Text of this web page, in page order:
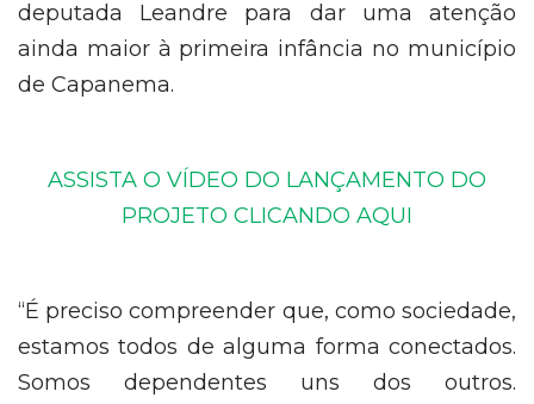
deputada Leandre para dar uma atenção
ainda maior à primeira infância no município
de Capanema.
ASSISTA O VÍDEO DO LANÇAMENTO DO
PROJETO CLICANDO AQUI
“É preciso compreender que, como sociedade,
estamos todos de alguma forma conectados.
Somos dependentes uns dos outros.